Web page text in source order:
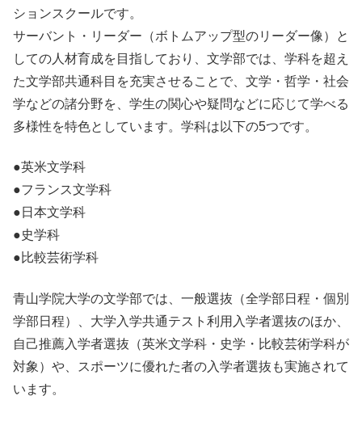
ションスクールです。
サーバント・リーダー（ボトムアップ型のリーダー像）と
しての人材育成を目指しており、文学部では、学科を超え
た文学部共通科目を充実させることで、文学・哲学・社会
学などの諸分野を、学生の関心や疑問などに応じて学べる
多様性を特色としています。学科は以下の5つです。
●英米文学科
●フランス文学科
●日本文学科
●史学科
●比較芸術学科
青山学院大学の文学部では、一般選抜（全学部日程・個別
学部日程）、大学入学共通テスト利用入学者選抜のほか、
自己推薦入学者選抜（英米文学科・史学・比較芸術学科が
対象）や、スポーツに優れた者の入学者選抜も実施されて
います。